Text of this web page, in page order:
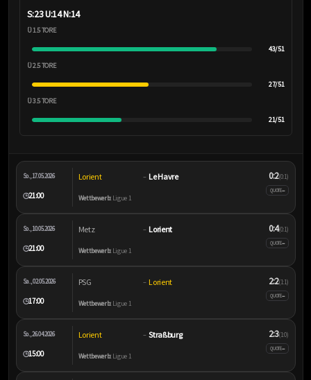
S:23 U:14 N:14
Ü 1.5 TORE
43/51
Ü 2.5 TORE
27/51
Ü 3.5 TORE
21/51
So., 17.05.2026
🕒21:00
Lorient – Le Havre
Wettbewerb:Ligue 1
0:2(0:1)
QUOTE–
So., 10.05.2026
🕒21:00
Metz – Lorient
Wettbewerb:Ligue 1
0:4(0:1)
QUOTE–
Sa., 02.05.2026
🕒17:00
PSG – Lorient
Wettbewerb:Ligue 1
2:2(1:1)
QUOTE–
So., 26.04.2026
🕒15:00
Lorient – Straßburg
Wettbewerb:Ligue 1
2:3(1:0)
QUOTE–